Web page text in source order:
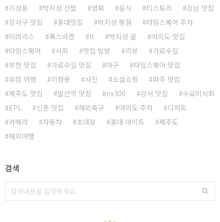
기성용 박지성 선발 영화 음식 티스토리
강남 맛집
강서구 맛집
홍대맛집 박지성 평점
타임스퀘어 주차
미러리스
폭스바겐 It 박지성 골
여의도 맛집
타임스퀘어
사회 맛집 탐방 리뷰
가로수길
부천 맛집
가로수길 맛집 야구
타임스퀘어 맛집
유럽 여행
이청용 사진 소셜쇼핑
파주 맛집
제주도 맛집
발산역 맛집 nx300 강서 맛집
수요미식회
EPL
신촌 맛집 해외축구 여의도 주차
디저트
카메라
자동차 초대장 홍대 데이트
제주도
해외여행
검색